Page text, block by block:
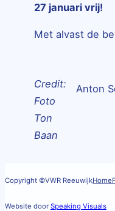
27 januari vrij!
Met alvast de
Credit:
Foto
Ton
Baan
Anton
Copyright ©VWR ReeuwijkHome
Website door Speaking Visuals